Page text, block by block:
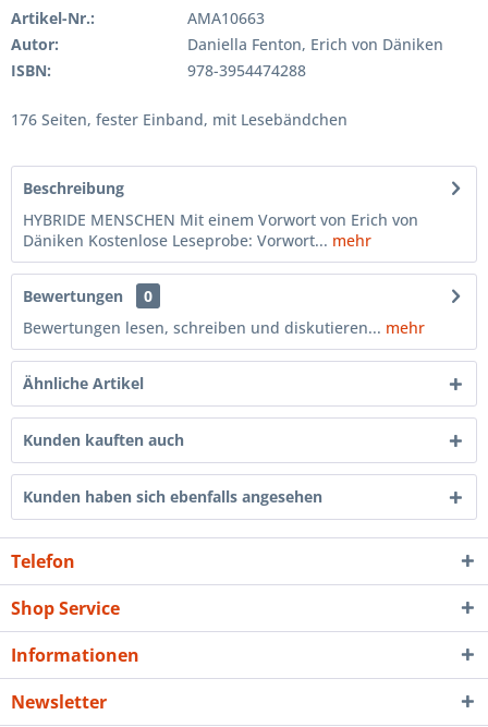
Artikel-Nr.:
AMA10663
Autor:
Daniella Fenton, Erich von Däniken
ISBN:
978-3954474288
176 Seiten, fester Einband, mit Lesebändchen
Beschreibung
HYBRIDE MENSCHEN Mit einem Vorwort von Erich von
Däniken Kostenlose Leseprobe: Vorwort... mehr
Bewertungen
0
Bewertungen lesen, schreiben und diskutieren... mehr
Ähnliche Artikel
Kunden kauften auch
Kunden haben sich ebenfalls angesehen
Telefon
Shop Service
Informationen
Newsletter